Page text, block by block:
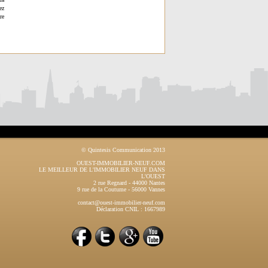
© Quintesis Communication 2013
OUEST-IMMOBILIER-NEUF.COM
LE MEILLEUR DE L'IMMOBILIER NEUF DANS
L'OUEST
2 rue Regnard - 44000 Nantes
9 rue de la Coutume - 56000 Vannes
contact@ouest-immobilier-neuf.com
Déclaration CNIL : 1667989